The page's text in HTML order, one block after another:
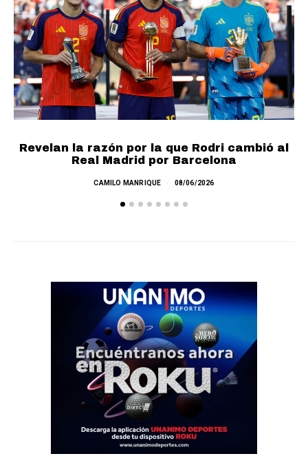
Revelan la razón por la que Rodri cambió al
Real Madrid por Barcelona
CAMILO MANRIQUE 08/06/2026